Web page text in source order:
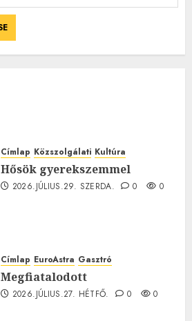
Címlap Közszolgálati Kultúra
Hősök gyerekszemmel
2026.JÚLIUS.29. SZERDA. 0 0
Címlap EuroAstra Gasztró
Megfiatalodott
2026.JÚLIUS.27. HÉTFŐ. 0 0